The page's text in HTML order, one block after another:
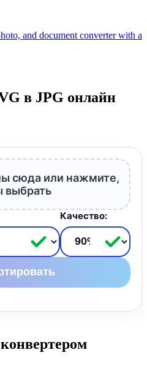
в JPG онлайн
сюда или нажмите,
выбрать
Качество: